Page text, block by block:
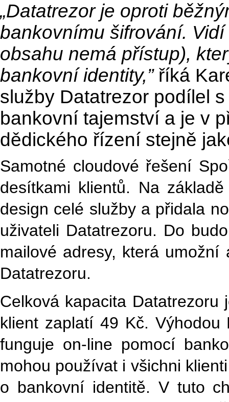
„Datatrezor je oproti
bankovnímu šifrování.
obsahu nemá přístup),
bankovní identity,”říká
služby Datatrezor podílel
bankovní tajemství a je v
dědického řízení stejně
Samotné cloudové řešení
desítkami klientů. Na
design celé služby a přidala
uživateli Datatrezoru. Do
mailové adresy, která
Datatrezoru.
Celková kapacita
klient zaplatí 49 Kč.
funguje on-line pomocí
mohou používat i všichni
o bankovní identitě. V tuto